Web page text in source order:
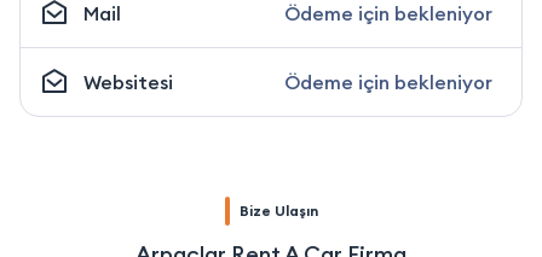
Mail Ödeme için bekleniyor
Websitesi Ödeme için bekleniyor
Bize Ulaşın